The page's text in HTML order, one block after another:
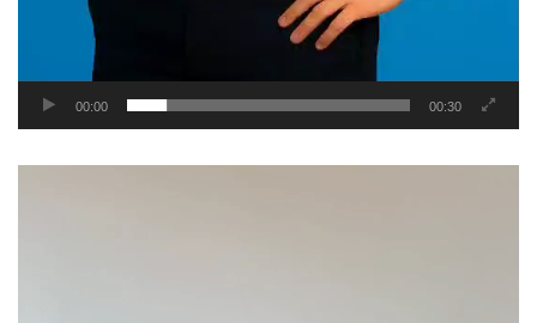
00:00 00:30